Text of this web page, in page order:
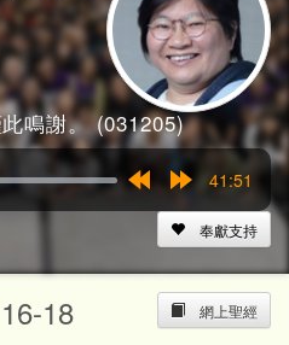
鳴謝。 (031205)
15s
41:51
奉獻支持
網上聖經
18